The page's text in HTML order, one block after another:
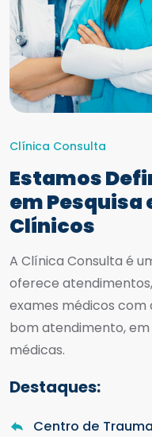
Clínica Consulta
Estamos
em Pesquisa
Clínicos
A Clínica Consulta é
oferece
exames médicos com
bom atendimento,
médicas.
Destaques:
Centro de